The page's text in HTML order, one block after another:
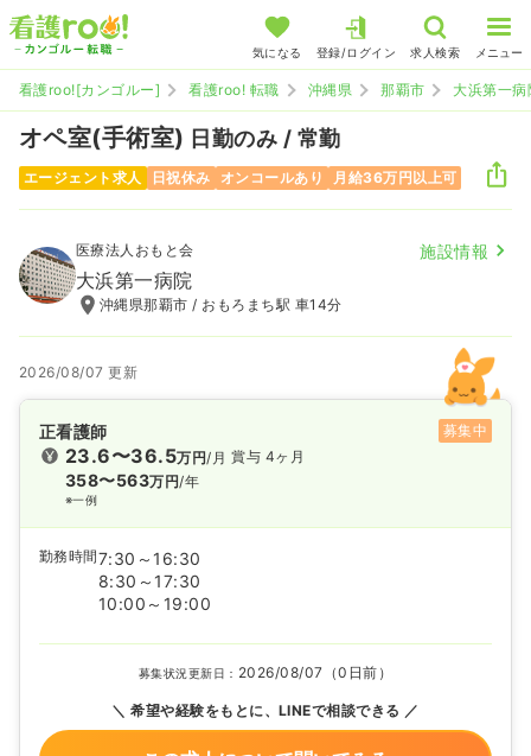
気になる 登録/ログイン 求人検索 メニュー
看護roo![カンゴルー] 看護roo! 転職 沖縄県 那覇市 大浜第一病
オペ室(手術室) 日勤のみ / 常勤
エージェント求人 日祝休み オンコールあり 月給36万円以上可
医療法人おもと会 施設情報
大浜第一病院
沖縄県那覇市 / おもろまち駅 車14分
2026/08/07 更新
正看護師 募集中
23.6〜36.5万円/月
358〜563万円/年
※一例
賞与 4ヶ月
勤務時間7:30～16:30
8:30～17:30
10:00～19:00
募集状況更新日： 2026/08/07（0日前）
希望や経験をもとに、LINEで相談できる